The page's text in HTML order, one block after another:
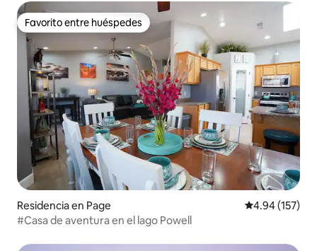
Favorito entre huéspedes
Favorito entre huéspedes
Residencia en Page Calificación
4.94 (157)
#Casa de aventura en el lago Powell